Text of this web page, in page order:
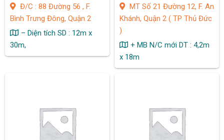
Đ/C : 88 Đường 56 , F.
Bình Trưng Đông, Quận 2
– Diện tích SD : 12m x
30m,
MT Số 21 Đường 12, F. An
Khánh, Quận 2 ( TP Thủ Đức
)
+ MB N/C mới DT : 4,2m
x 18m